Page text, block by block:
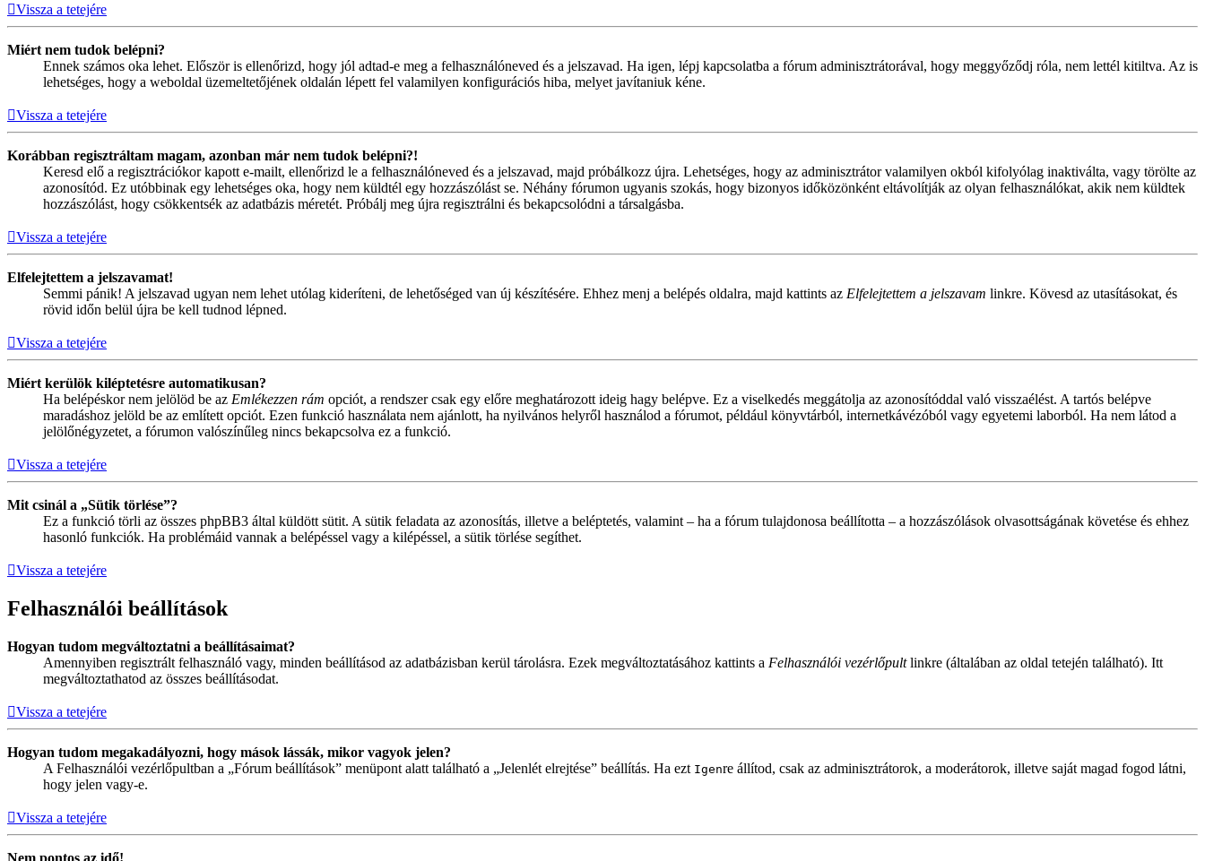
Vissza a tetejére
Miért nem tudok belépni?
Ennek számos oka lehet. Először is ellenőrizd, hogy jól adtad-e meg a felhasználóneved és a jelszavad. Ha igen, lépj kapcsolatba a fórum adminisztrátorával, hogy meggyőződj róla, nem lettél kitiltva. Az is
lehetséges, hogy a weboldal üzemeltetőjének oldalán lépett fel valamilyen konfigurációs hiba, melyet javítaniuk kéne.
Vissza a tetejére
Korábban regisztráltam magam, azonban már nem tudok belépni?!
Keresd elő a regisztrációkor kapott e-mailt, ellenőrizd le a felhasználóneved és a jelszavad, majd próbálkozz újra. Lehetséges, hogy az adminisztrátor valamilyen okból kifolyólag inaktiválta, vagy törölte az
azonosítód. Ez utóbbinak egy lehetséges oka, hogy nem küldtél egy hozzászólást se. Néhány fórumon ugyanis szokás, hogy bizonyos időközönként eltávolítják az olyan felhasználókat, akik nem küldtek
hozzászólást, hogy csökkentsék az adatbázis méretét. Próbálj meg újra regisztrálni és bekapcsolódni a társalgásba.
Vissza a tetejére
Elfelejtettem a jelszavamat!
Semmi pánik! A jelszavad ugyan nem lehet utólag kideríteni, de lehetőséged van új készítésére. Ehhez menj a belépés oldalra, majd kattints az Elfelejtettem a jelszavam linkre. Kövesd az utasításokat, és
rövid időn belül újra be kell tudnod lépned.
Vissza a tetejére
Miért kerülök kiléptetésre automatikusan?
Ha belépéskor nem jelölöd be az Emlékezzen rám opciót, a rendszer csak egy előre meghatározott ideig hagy belépve. Ez a viselkedés meggátolja az azonosítóddal való visszaélést. A tartós belépve
maradáshoz jelöld be az említett opciót. Ezen funkció használata nem ajánlott, ha nyilvános helyről használod a fórumot, például könyvtárból, internetkávézóból vagy egyetemi laborból. Ha nem látod a
jelölőnégyzetet, a fórumon valószínűleg nincs bekapcsolva ez a funkció.
Vissza a tetejére
Mit csinál a „Sütik törlése”?
Ez a funkció törli az összes phpBB3 által küldött sütit. A sütik feladata az azonosítás, illetve a beléptetés, valamint – ha a fórum tulajdonosa beállította – a hozzászólások olvasottságának követése és ehhez
hasonló funkciók. Ha problémáid vannak a belépéssel vagy a kilépéssel, a sütik törlése segíthet.
Vissza a tetejére
Felhasználói beállítások
Hogyan tudom megváltoztatni a beállításaimat?
Amennyiben regisztrált felhasználó vagy, minden beállításod az adatbázisban kerül tárolásra. Ezek megváltoztatásához kattints a Felhasználói vezérlőpultlinkre (általában az oldal tetején található). Itt
megváltoztathatod az összes beállításodat.
Vissza a tetejére
Hogyan tudom megakadályozni, hogy mások lássák, mikor vagyok jelen?
A Felhasználói vezérlőpultban a „Fórum beállítások” menüpont alatt található a „Jelenlét elrejtése” beállítás. Ha ezt Igenre állítod, csak az adminisztrátorok, a moderátorok, illetve saját magad fogod látni,
hogy jelen vagy-e.
Vissza a tetejére